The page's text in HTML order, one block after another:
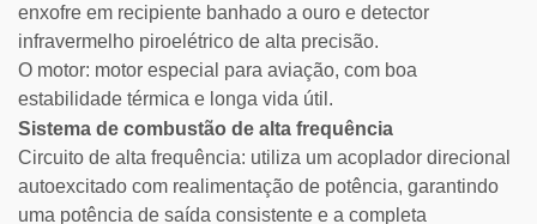
enxofre em recipiente banhado a ouro e detector
infravermelho piroelétrico de alta precisão.
O motor: motor especial para aviação, com boa
estabilidade térmica e longa vida útil.
Sistema de combustão de alta frequência
Circuito de alta frequência: utiliza um acoplador direcional
autoexcitado com realimentação de potência, garantindo
uma potência de saída consistente e a completa